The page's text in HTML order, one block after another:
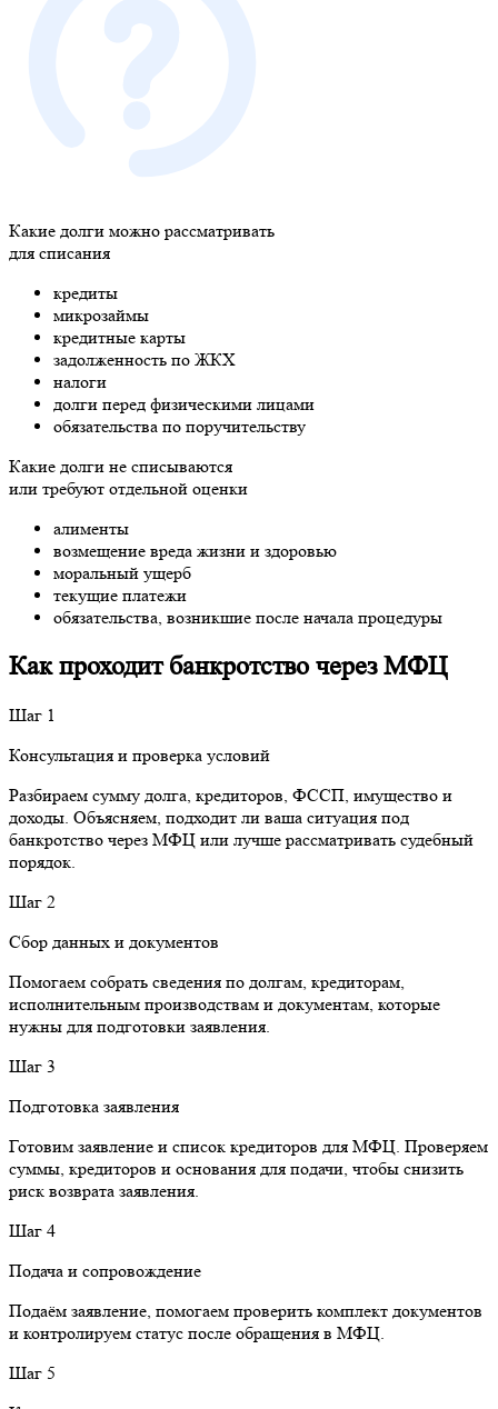
Какие долги можно рассматривать
для списания
кредиты
микрозаймы
кредитные карты
задолженность по ЖКХ
налоги
долги перед физическими лицами
обязательства по поручительству
Какие долги не списываются
или требуют отдельной оценки
алименты
возмещение вреда жизни и здоровью
моральный ущерб
текущие платежи
обязательства, возникшие после начала процедуры
Как проходит банкротство через МФЦ
Шаг 1
Консультация и проверка условий
Разбираем сумму долга, кредиторов, ФССП, имущество и
доходы. Объясняем, подходит ли ваша ситуация под
банкротство через МФЦ или лучше рассматривать судебный
порядок.
Шаг 2
Сбор данных и документов
Помогаем собрать сведения по долгам, кредиторам,
исполнительным производствам и документам, которые
нужны для подготовки заявления.
Шаг 3
Подготовка заявления
Готовим заявление и список кредиторов для МФЦ. Проверяем
суммы, кредиторов и основания для подачи, чтобы снизить
риск возврата заявления.
Шаг 4
Подача и сопровождение
Подаём заявление, помогаем проверить комплект документов
и контролируем статус после обращения в МФЦ.
Шаг 5